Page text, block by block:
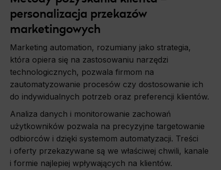
personalizacja przekazów
marketingowych
Marketing automation, rozumiany jako strategia,
która opiera się na zastosowaniu narzędzi
technologicznych, pozwala firmom na
zautomatyzowanie procesów czy dostosowanie ich
do indywidualnych potrzeb oraz preferencji klientów.
Analiza danych i monitorowanie zachowań
użytkowników pozwala na precyzyjne targetowanie
odbiorców i dzięki systemom automatyzacji. Treści
i oferty przekazywane są we właściwej chwili, kanale
i formie najlepiej wpływających na klientów.